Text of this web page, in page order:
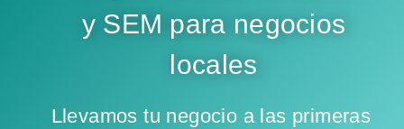
y SEM para negocios
locales
Llevamos tu negocio a las primeras